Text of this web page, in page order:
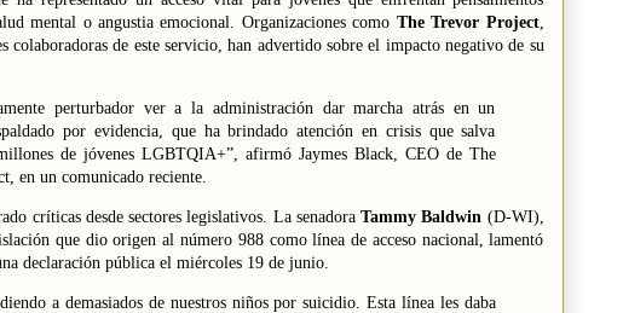
mental o angustia emocional. Organizaciones como The Trevor Project,
colaboradoras de este servicio, han advertido sobre el impacto negativo de su
perturbador ver a la administración dar marcha atrás en un
por evidencia, que ha brindado atención en crisis que salva
de jóvenes LGBTQIA+”, afirmó Jaymes Black, CEO de The
en un comunicado reciente.
críticas desde sectores legislativos. La senadora Tammy Baldwin (D-WI),
que dio origen al número 988 como línea de acceso nacional, lamentó
declaración pública el miércoles 19 de junio.
a demasiados de nuestros niños por suicidio. Esta línea les daba